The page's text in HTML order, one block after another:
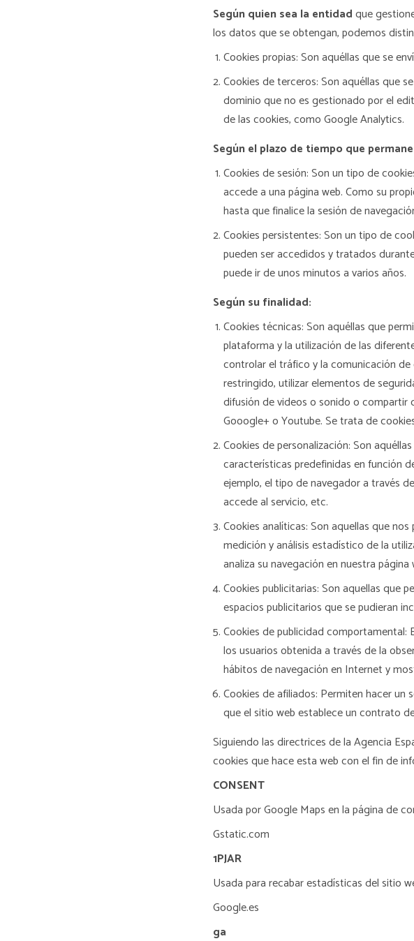
Según quien sea la entidadque
los datos que se obtengan, podemos
Cookies propias: Son aquéllas que se
Cookies de terceros: Son aquéllas que
dominio que no es gestionado por el
de las cookies, como Google Analytics.
Según el plazo de tiempo que
Cookies de sesión: Son un tipo de
accede a una página web. Como su
hasta que finalice la sesión de
Cookies persistentes: Son un tipo de
pueden ser accedidos y tratados
puede ir de unos minutos a varios años.
Según su finalidad:
Cookies técnicas: Son aquéllas que
plataforma y la utilización de las
controlar el tráfico y la comunicación
restringido, utilizar elementos de
difusión de videos o sonido o compartir
Gooogle+ o Youtube. Se trata de
Cookies de personalización: Son
características predefinidas en función
ejemplo, el tipo de navegador a través
accede al servicio, etc.
Cookies analíticas: Son aquellas que
medición y análisis estadístico de la
analiza su navegación en nuestra
Cookies publicitarias: Son aquellas que
espacios publicitarios que se pudieran
Cookies de publicidad
los usuarios obtenida a través de la
hábitos de navegación en Internet y
Cookies de afiliados: Permiten hacer
que el sitio web establece un contrato
Siguiendo las directrices de la Agencia
cookies que hace esta web con el fin de
CONSENT
Usada por Google Maps en la página de
Gstatic.com
1PJAR
Usada para recabar estadísticas del sitio
Google.es
ga